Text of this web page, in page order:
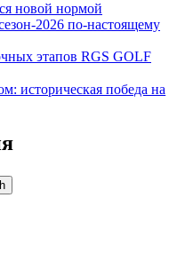
новой нормой
2026 по-настоящему
этапов RGS GOLF
историческая победа на